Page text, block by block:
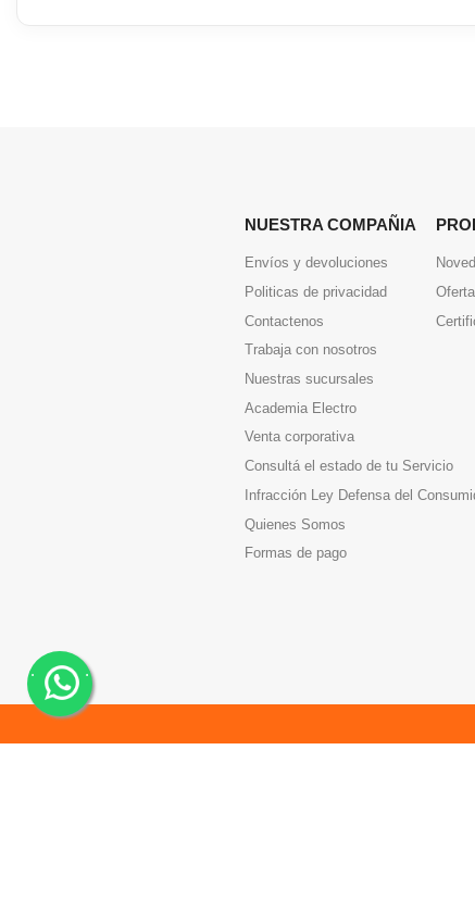
NUESTRA COMPAÑIA
Envíos y devoluciones
Politicas de privacidad
Contactenos
Trabaja con nosotros
Nuestras sucursales
Academia Electro
Venta corporativa
Consultá el estado de tu Servicio
Infracción Ley Defensa del
Quienes Somos
Formas de pago
. .